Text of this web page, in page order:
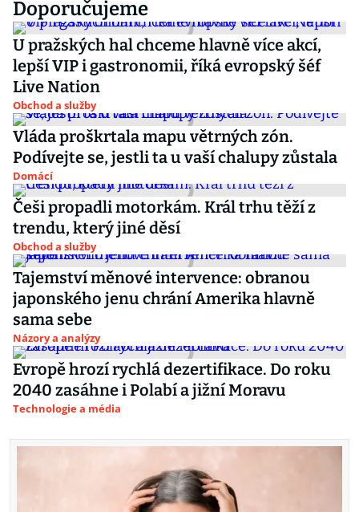
Doporučujeme
U pražských hal chceme hlavně více akcí,
lepší VIP i gastronomii, říká evropský šéf
Live Nation
Obchod a služby
Vláda proškrtala mapu větrných zón.
Podívejte se, jestli ta u vaší chalupy zůstala
Domácí
Češi propadli motorkám. Král trhu těží z
trendu, který jiné děsí
Obchod a služby
Tajemství měnové intervence: obranou
japonského jenu chrání Amerika hlavně
sama sebe
Názory a analýzy
Evropě hrozí rychlá dezertifikace. Do roku
2040 zasáhne i Polabí a jižní Moravu
Technologie a média